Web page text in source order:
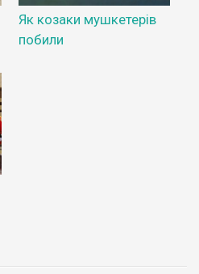
Як козаки мушкетерів
побили